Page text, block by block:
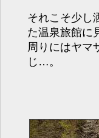
それこそ少し
た温泉旅館に
周りにはヤマ
じ…。